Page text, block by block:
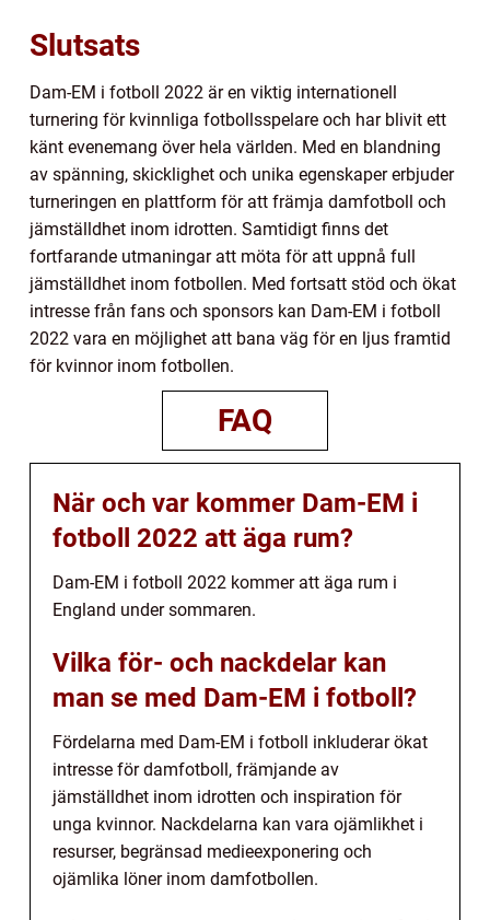
Slutsats
Dam-EM i fotboll 2022 är en viktig internationell
turnering för kvinnliga fotbollsspelare och har blivit ett
känt evenemang över hela världen. Med en blandning
av spänning, skicklighet och unika egenskaper erbjuder
turneringen en plattform för att främja damfotboll och
jämställdhet inom idrotten. Samtidigt finns det
fortfarande utmaningar att möta för att uppnå full
jämställdhet inom fotbollen. Med fortsatt stöd och ökat
intresse från fans och sponsors kan Dam-EM i fotboll
2022 vara en möjlighet att bana väg för en ljus framtid
för kvinnor inom fotbollen.
FAQ
När och var kommer Dam-EM i
fotboll 2022 att äga rum?
Dam-EM i fotboll 2022 kommer att äga rum i
England under sommaren.
Vilka för- och nackdelar kan
man se med Dam-EM i fotboll?
Fördelarna med Dam-EM i fotboll inkluderar ökat
intresse för damfotboll, främjande av
jämställdhet inom idrotten och inspiration för
unga kvinnor. Nackdelarna kan vara ojämlikhet i
resurser, begränsad medieexponering och
ojämlika löner inom damfotbollen.